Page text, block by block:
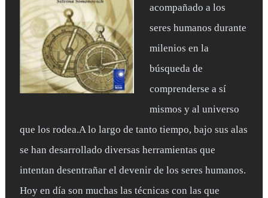
acompañado a los
seres humanos durante
milenios en la
búsqueda de
comprenderse a sí
mismos y al universo
que los rodea.A lo largo de tanto tiempo, bajo sus alas
se han desarrollado diversas herramientas que
intentan desentrañar el devenir de los seres humanos.
Hoy en día son muchas las técnicas con las que